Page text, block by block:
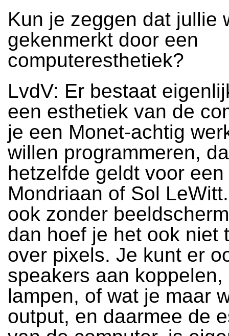
Kun je zeggen dat jullie
gekenmerkt door een
computeresthetiek?
LvdV: Er bestaat
een esthetiek van de
je een Monet-achtig
willen programmeren,
hetzelfde geldt voor
Mondriaan of Sol
ook zonder
dan hoef je het ook niet
over pixels. Je kunt er
speakers aan
lampen, of wat je maar
output, en daarmee de